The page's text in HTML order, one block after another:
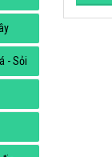
- Sỏi